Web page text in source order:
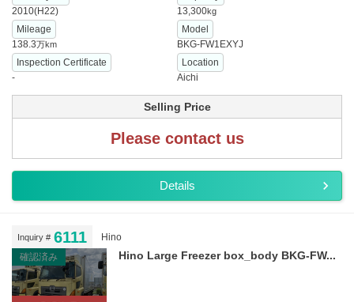
2010(H22)
13,300kg
Mileage
138.3万km
Model
BKG-FW1EXYJ
Inspection Certificate
-
Location
Aichi
Selling Price
Please contact us
Details
Inquiry # 6111
Hino
確認済み
Hino Large Freezer box_body BKG-FW...